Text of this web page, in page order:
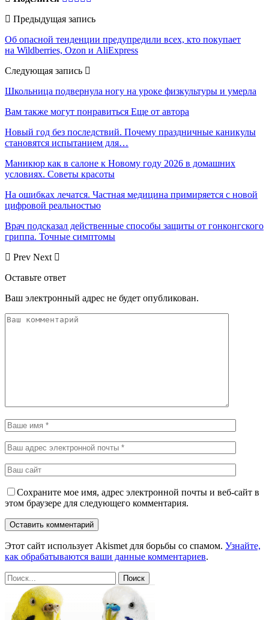
Предыдущая запись
Об опасной тенденции предупредили всех, кто покупает
на Wildberries, Ozon и AliExpress
Следующая запись
Школьница подвернула ногу на уроке физкультуры и умерла
Вам также могут понравиться Еще от автора
Новый год без последствий. Почему праздничные каникулы
становятся испытанием для…
Маникюр как в салоне к Новому году 2026 в домашних
условиях. Советы красоты
На ошибках лечатся. Частная медицина примиряется с новой
цифровой реальностью
Врач подсказал действенные способы защиты от гонконгского
гриппа. Точные симптомы
Prev Next
Оставьте ответ
Ваш электронный адрес не будет опубликован.
Сохраните мое имя, адрес электронной почты и веб-сайт в
этом браузере для следующего комментария.
Этот сайт использует Akismet для борьбы со спамом. Узнайте,
как обрабатываются ваши данные комментариев.